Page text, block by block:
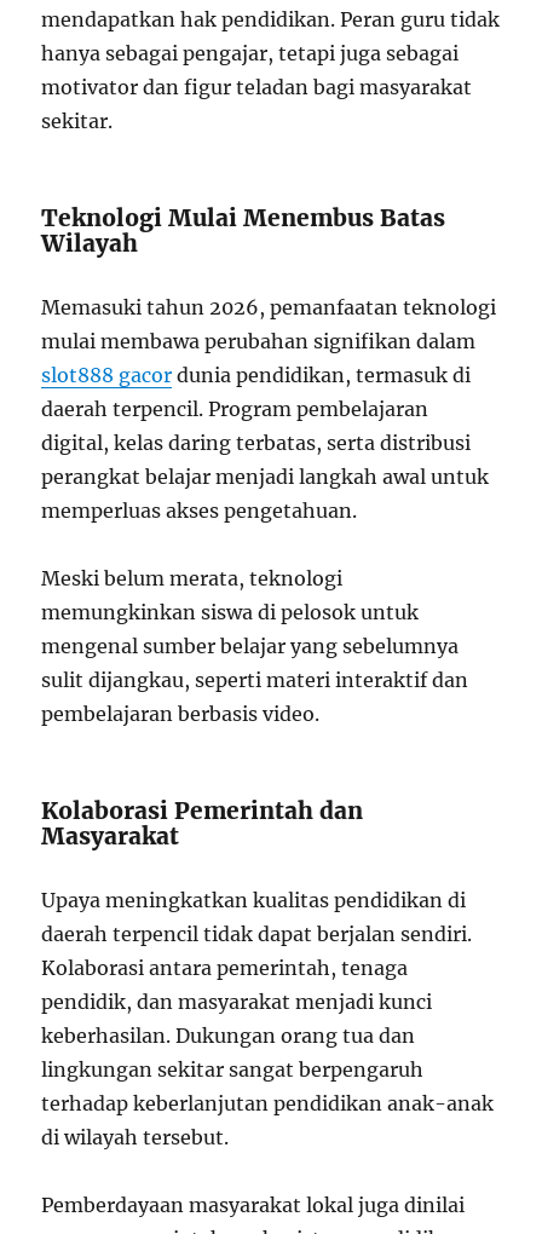
mendapatkan hak pendidikan. Peran guru tidak
hanya sebagai pengajar, tetapi juga sebagai
motivator dan figur teladan bagi masyarakat
sekitar.
Teknologi Mulai Menembus Batas
Wilayah
Memasuki tahun 2026, pemanfaatan teknologi
mulai membawa perubahan signifikan dalam
slot888 gacor dunia pendidikan, termasuk di
daerah terpencil. Program pembelajaran
digital, kelas daring terbatas, serta distribusi
perangkat belajar menjadi langkah awal untuk
memperluas akses pengetahuan.
Meski belum merata, teknologi
memungkinkan siswa di pelosok untuk
mengenal sumber belajar yang sebelumnya
sulit dijangkau, seperti materi interaktif dan
pembelajaran berbasis video.
Kolaborasi Pemerintah dan
Masyarakat
Upaya meningkatkan kualitas pendidikan di
daerah terpencil tidak dapat berjalan sendiri.
Kolaborasi antara pemerintah, tenaga
pendidik, dan masyarakat menjadi kunci
keberhasilan. Dukungan orang tua dan
lingkungan sekitar sangat berpengaruh
terhadap keberlanjutan pendidikan anak-anak
di wilayah tersebut.
Pemberdayaan masyarakat lokal juga dinilai